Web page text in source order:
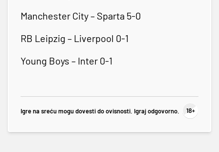
Manchester City – Sparta 5-0
RB Leipzig – Liverpool 0-1
Young Boys – Inter 0-1
Igre na sreću mogu dovesti do ovisnosti. Igraj odgovorno.